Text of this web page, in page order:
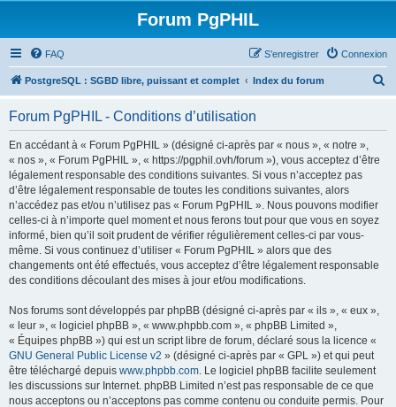
Forum PgPHIL
FAQ Connexion
S’enregistrer
PostgreSQL : SGBD libre, puissant et complet Index du forum
Forum PgPHIL - Conditions d’utilisation
En accédant à « Forum PgPHIL » (désigné ci-après par « nous », « notre »,
« nos », « Forum PgPHIL », « https://pgphil.ovh/forum »), vous acceptez d’être
légalement responsable des conditions suivantes. Si vous n’acceptez pas
d’être légalement responsable de toutes les conditions suivantes, alors
n’accédez pas et/ou n’utilisez pas « Forum PgPHIL ». Nous pouvons modifier
celles-ci à n’importe quel moment et nous ferons tout pour que vous en soyez
informé, bien qu’il soit prudent de vérifier régulièrement celles-ci par vous-
même. Si vous continuez d’utiliser « Forum PgPHIL » alors que des
changements ont été effectués, vous acceptez d’être légalement responsable
des conditions découlant des mises à jour et/ou modifications.
Nos forums sont développés par phpBB (désigné ci-après par « ils », « eux »,
« leur », « logiciel phpBB », « www.phpbb.com », « phpBB Limited »,
« Équipes phpBB ») qui est un script libre de forum, déclaré sous la licence «
GNU General Public License v2 » (désigné ci-après par « GPL ») et qui peut
être téléchargé depuis www.phpbb.com. Le logiciel phpBB facilite seulement
les discussions sur Internet. phpBB Limited n’est pas responsable de ce que
nous acceptons ou n’acceptons pas comme contenu ou conduite permis. Pour